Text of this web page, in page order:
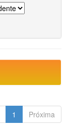
1 Próxima